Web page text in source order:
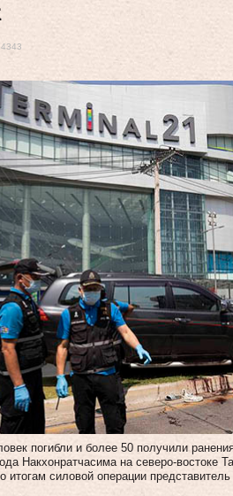
погибли и более 50 получили
Накхонратчасима на северо-
итогам силовой операции